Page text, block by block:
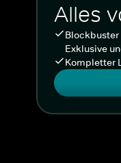
Alles
Blockbuster
Exklusive
Kompletter